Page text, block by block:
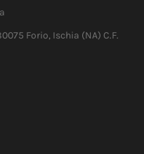
Forio, Ischia (NA) C.F.